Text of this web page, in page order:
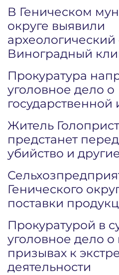
В Геническом
округе выявили
археологический
Виноградный
Прокуратура
уголовное дело о
Житель
предстанет
убийство и
Генического
поставки
Прокуратурой в
уголовное дело
призывах к
деятельности